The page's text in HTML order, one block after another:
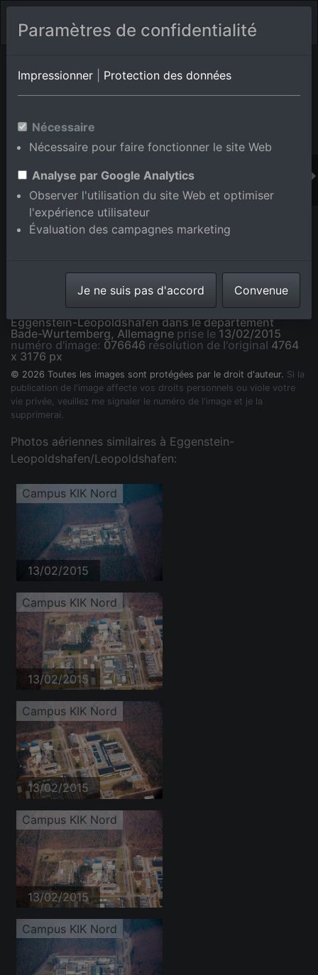
Album de lieux Eggenstein-Leopoldshafen/Leopoldshafen
Bade-Wurtemberg,Allemagne
Ajouter au panier int.
Campus KIK Nord à le quartier Leopoldshafen in
Eggenstein-Leopoldshafen dans le département
Bade-Wurtemberg, Allemagne prise le13/02/2015
numéro d'image: 076646 résolution de l'original 4764
x 3176 px
© 2026 Toutes les images sont protégées par le droit d'auteur. Si la
publication de l'image affecte vos droits personnels ou viole votre
vie privée, veuillez me signaler le numéro de l'image et je la
supprimerai.
Photos aériennes similaires à Eggenstein-
Leopoldshafen/Leopoldshafen:
Campus KIK Nord
13/02/2015
Campus KIK Nord
13/02/2015
Campus KIK Nord
13/02/2015
Campus KIK Nord
13/02/2015
Campus KIK Nord
Paramètres de confidentialité
Impressionner Protection des données
Nécessaire
Nécessaire pour faire fonctionner le site Web
Analyse par Google Analytics
Observer l'utilisation du site Web et optimiser
l'expérience utilisateur
Évaluation des campagnes marketing
Je ne suis pas d'accord Convenue